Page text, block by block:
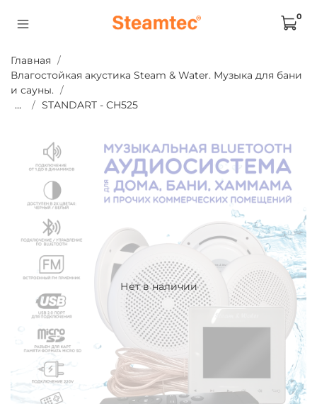
0
Главная
Влагостойкая акустика Steam & Water. Музыка для бани
и сауны.
...
STANDART - CH525
Нет в наличии